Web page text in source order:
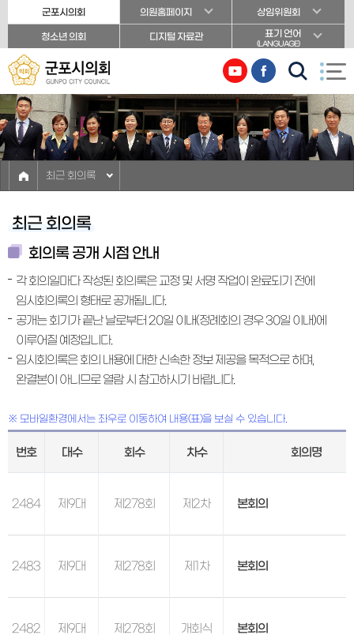
본문바로가기군포시의회 의원홈페이지 상임위원회
청소년 의회 디지털 자료관 표기 언어
(LANGUAGE)
최근 회의록
최근 회의록
회의록 공개 시점 안내
각 회의일마다 작성된 회의록은 교정 및 서명 작업이 완료되기 전에
임시회의록의 형태로 공개됩니다.
공개는 회기가 끝난 날로부터 20일 이내(정례회의 경우 30일 이내)에
이루어질 예정입니다.
임시회의록은 회의 내용에 대한 신속한 정보 제공을 목적으로 하며,
완결본이 아니므로 열람 시 참고하시기 바랍니다.
※ 모바일환경에서는 좌우로 이동하여 내용(표)을 보실 수 있습니다.
번호 대수 회수 차수 회의명
2484 제9대 제278회 제2차 본회의
2483 제9대 제278회 제1차 본회의
2482 제9대 제278회 개회식 본회의